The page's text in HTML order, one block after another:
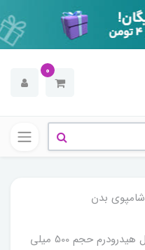
0
شامپوی بدن
شامپو بدن کرمی مدل شیر و عسل هیدرودرم حجم 500 میلی